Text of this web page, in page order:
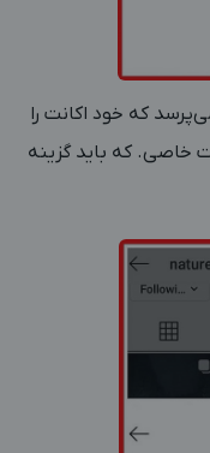
می‌پرسد که خود اکانت را
خاصی. که باید گزینه